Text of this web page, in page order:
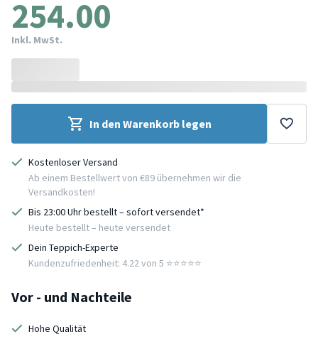
254.00
Inkl. MwSt.
In den Warenkorb legen
Kostenloser Versand
Ab einem Bestellwert von €89 übernehmen wir die
Versandkosten!
Bis 23:00 Uhr bestellt – sofort versendet*
Heute bestellt – heute versendet
Dein Teppich-Experte
Kundenzufriedenheit: 4.22 von 5 ⭐️⭐️⭐️⭐️⭐️
Vor - und Nachteile
Hohe Qualität